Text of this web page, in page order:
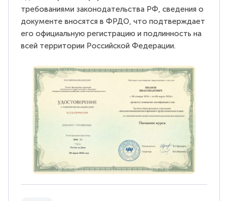
требованиями законодательства РФ, сведения о
документе вносятся в ФРДО, что подтверждает
его официальную регистрацию и подлинность на
всей территории Российской Федерации.